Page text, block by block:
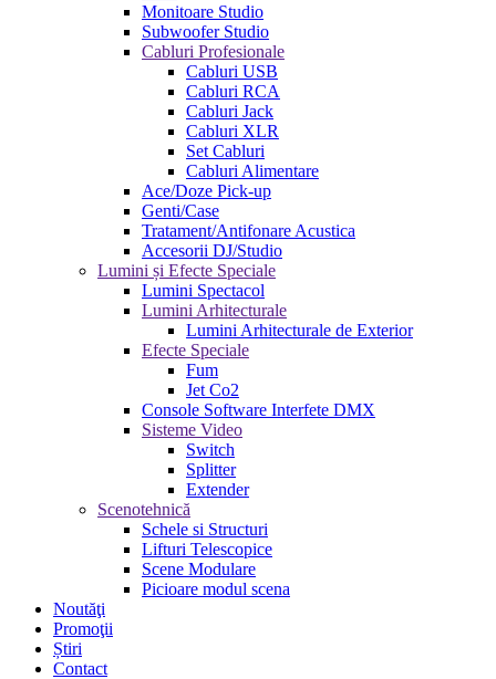
Monitoare Studio
Subwoofer Studio
Cabluri Profesionale
Cabluri USB
Cabluri RCA
Cabluri Jack
Cabluri XLR
Set Cabluri
Cabluri Alimentare
Ace/Doze Pick-up
Genti/Case
Tratament/Antifonare Acustica
Accesorii DJ/Studio
Lumini și Efecte Speciale
Lumini Spectacol
Lumini Arhitecturale
Lumini Arhitecturale de Exterior
Efecte Speciale
Fum
Jet Co2
Console Software Interfete DMX
Sisteme Video
Switch
Splitter
Extender
Scenotehnică
Schele si Structuri
Lifturi Telescopice
Scene Modulare
Picioare modul scena
Noutăţi
Promoţii
Știri
Contact